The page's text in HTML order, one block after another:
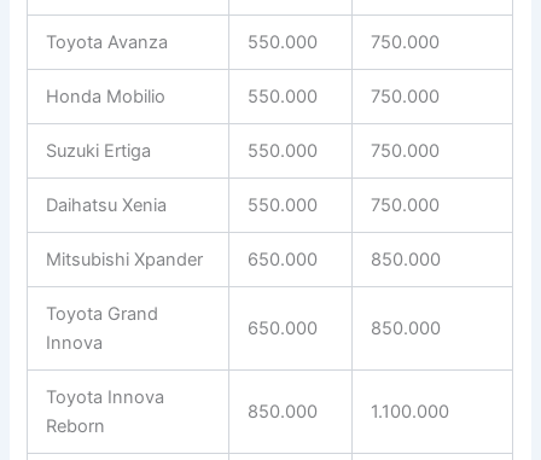
Toyota Avanza 550.000 750.000
Honda Mobilio 550.000 750.000
Suzuki Ertiga 550.000 750.000
Daihatsu Xenia 550.000 750.000
Mitsubishi Xpander 650.000 850.000
Toyota Grand
Innova
650.000 850.000
Toyota Innova
Reborn
850.000 1.100.000